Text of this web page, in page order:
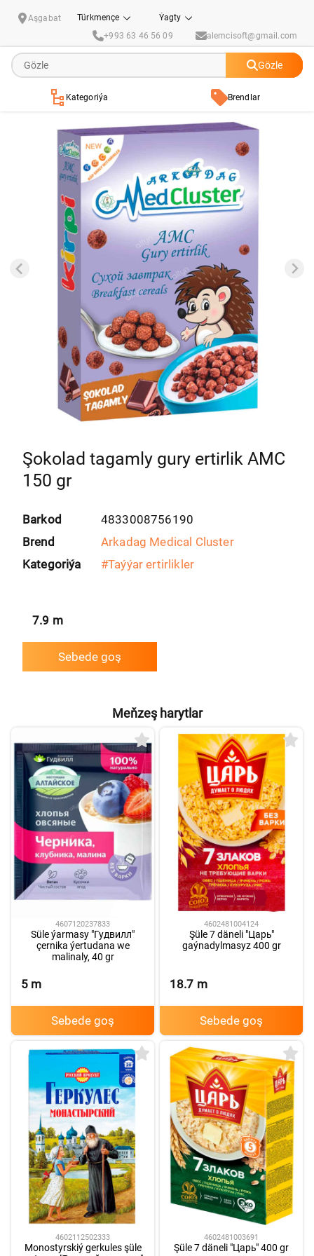
Aşgabat Türkmençe
Ýagty
+993 63 46 56 09
alemcisoft@gmail.com
Gözle
Kategoriýa Brendlar
Şokolad tagamly gury ertirlik AMC
150 gr
Barkod
4833008756190
Brend
Arkadag Medical Cluster
Kategoriýa
#Taýýar ertirlikler
7.9 m
Sebede goş
Meňzeş harytlar
4607120237833
Süle ýarmasy "Гудвилл"
çernika ýertudana we
malinaly, 40 gr
5 m
Sebede goş
4602481004124
Şüle 7 däneli "Царь"
gaýnadylmasyz 400 gr
18.7 m
Sebede goş
4602112502333
Monostyrskiý gerkules şüle
4602481003691
Şüle 7 däneli "Царь" 400 gr